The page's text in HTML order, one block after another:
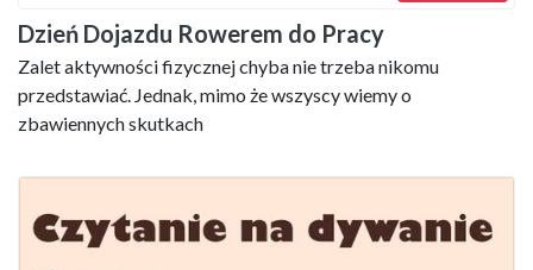
Dzień Dojazdu Rowerem do Pracy
Zalet aktywności fizycznej chyba nie trzeba nikomu
przedstawiać. Jednak, mimo że wszyscy wiemy o
zbawiennych skutkach